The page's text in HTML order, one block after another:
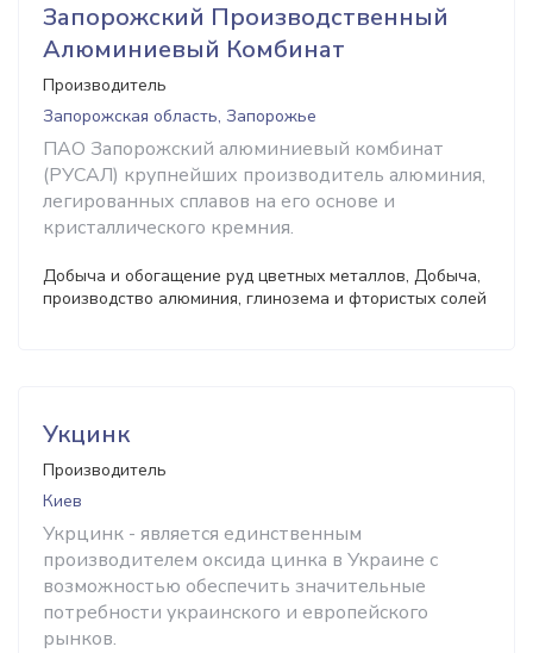
Запорожский Производственный
Алюминиевый Комбинат
Производитель
Запорожская область, Запорожье
ПАО Запорожский алюминиевый комбинат
(РУСАЛ) крупнейших производитель алюминия,
легированных сплавов на его основе и
кристаллического кремния.
Добыча и обогащение руд цветных металлов, Добыча,
производство алюминия, глинозема и фтористых солей
Укцинк
Производитель
Киев
Укрцинк - является единственным
производителем оксида цинка в Украине с
возможностью обеспечить значительные
потребности украинского и европейского
рынков.